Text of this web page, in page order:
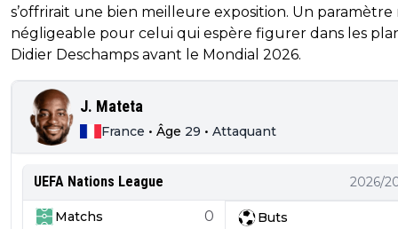
s’offrirait une bien meilleure exposition. Un paramètre
négligeable pour celui qui espère figurer dans les
Didier Deschamps avant le Mondial 2026.
J. Mateta
France • Âge 29 • Attaquant
UEFA Nations League 2026/
Matchs 0 Buts